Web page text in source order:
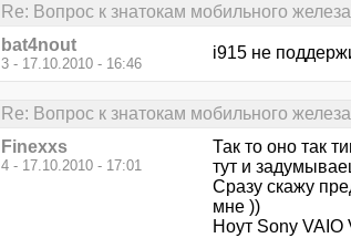
Re: Вопрос к знатокам мобильного
bat4nout
3 - 17.10.2010 - 16:46
i915 не
Re: Вопрос к знатокам мобильного
Finexxs
4 - 17.10.2010 - 17:01
Так то оно так
тут и
Сразу скажу
мне ))
Ноут Sony VAIO